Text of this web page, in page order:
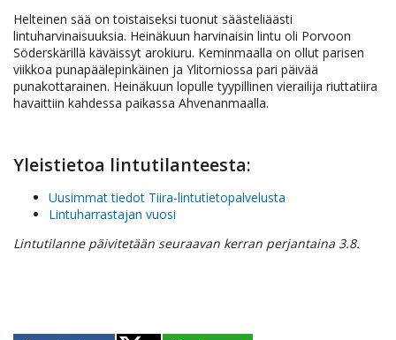
Helteinen sää on toistaiseksi tuonut säästeliäästi
lintuharvinaisuuksia. Heinäkuun harvinaisin lintu oli Porvoon
Söderskärillä käväissyt arokiuru. Keminmaalla on ollut parisen
viikkoa punapäälepinkäinen ja Ylitorniossa pari päivää
punakottarainen. Heinäkuun lopulle tyypillinen vierailija riuttatiira
havaittiin kahdessa paikassa Ahvenanmaalla.
Yleistietoa lintutilanteesta:
Uusimmat tiedot Tiira-lintutietopalvelusta
Lintuharrastajan vuosi
Lintutilanne päivitetään seuraavan kerran perjantaina 3.8.